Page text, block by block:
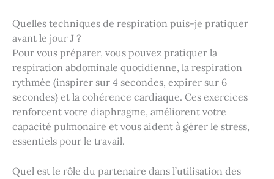
Quelles techniques de respiration puis-je pratiquer
avant le jour J ?
Pour vous préparer, vous pouvez pratiquer la
respiration abdominale quotidienne, la respiration
rythmée (inspirer sur 4 secondes, expirer sur 6
secondes) et la cohérence cardiaque. Ces exercices
renforcent votre diaphragme, améliorent votre
capacité pulmonaire et vous aident à gérer le stress,
essentiels pour le travail.
Quel est le rôle du partenaire dans l’utilisation des